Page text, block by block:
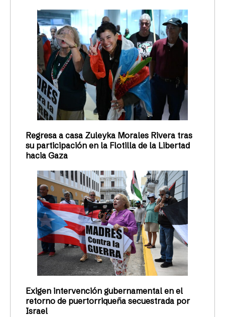
Regresa a casa Zuleyka Morales Rivera tras
su participación en la Flotilla de la Libertad
hacia Gaza
Exigen intervención gubernamental en el
retorno de puertorriqueña secuestrada por
Israel